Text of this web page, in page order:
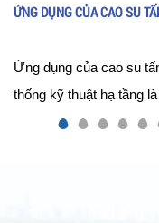
ỨNG DỤNG CỦA CAO SU
Ứng dụng của cao su
thống kỹ thuật hạ tầng
va đập, cách âm,